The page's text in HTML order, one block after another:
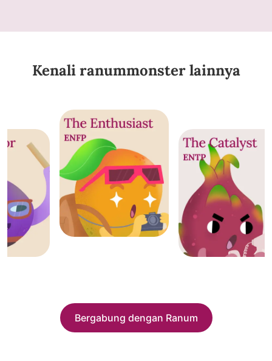
Kenali ranummonster lainnya
Bergabung dengan Ranum